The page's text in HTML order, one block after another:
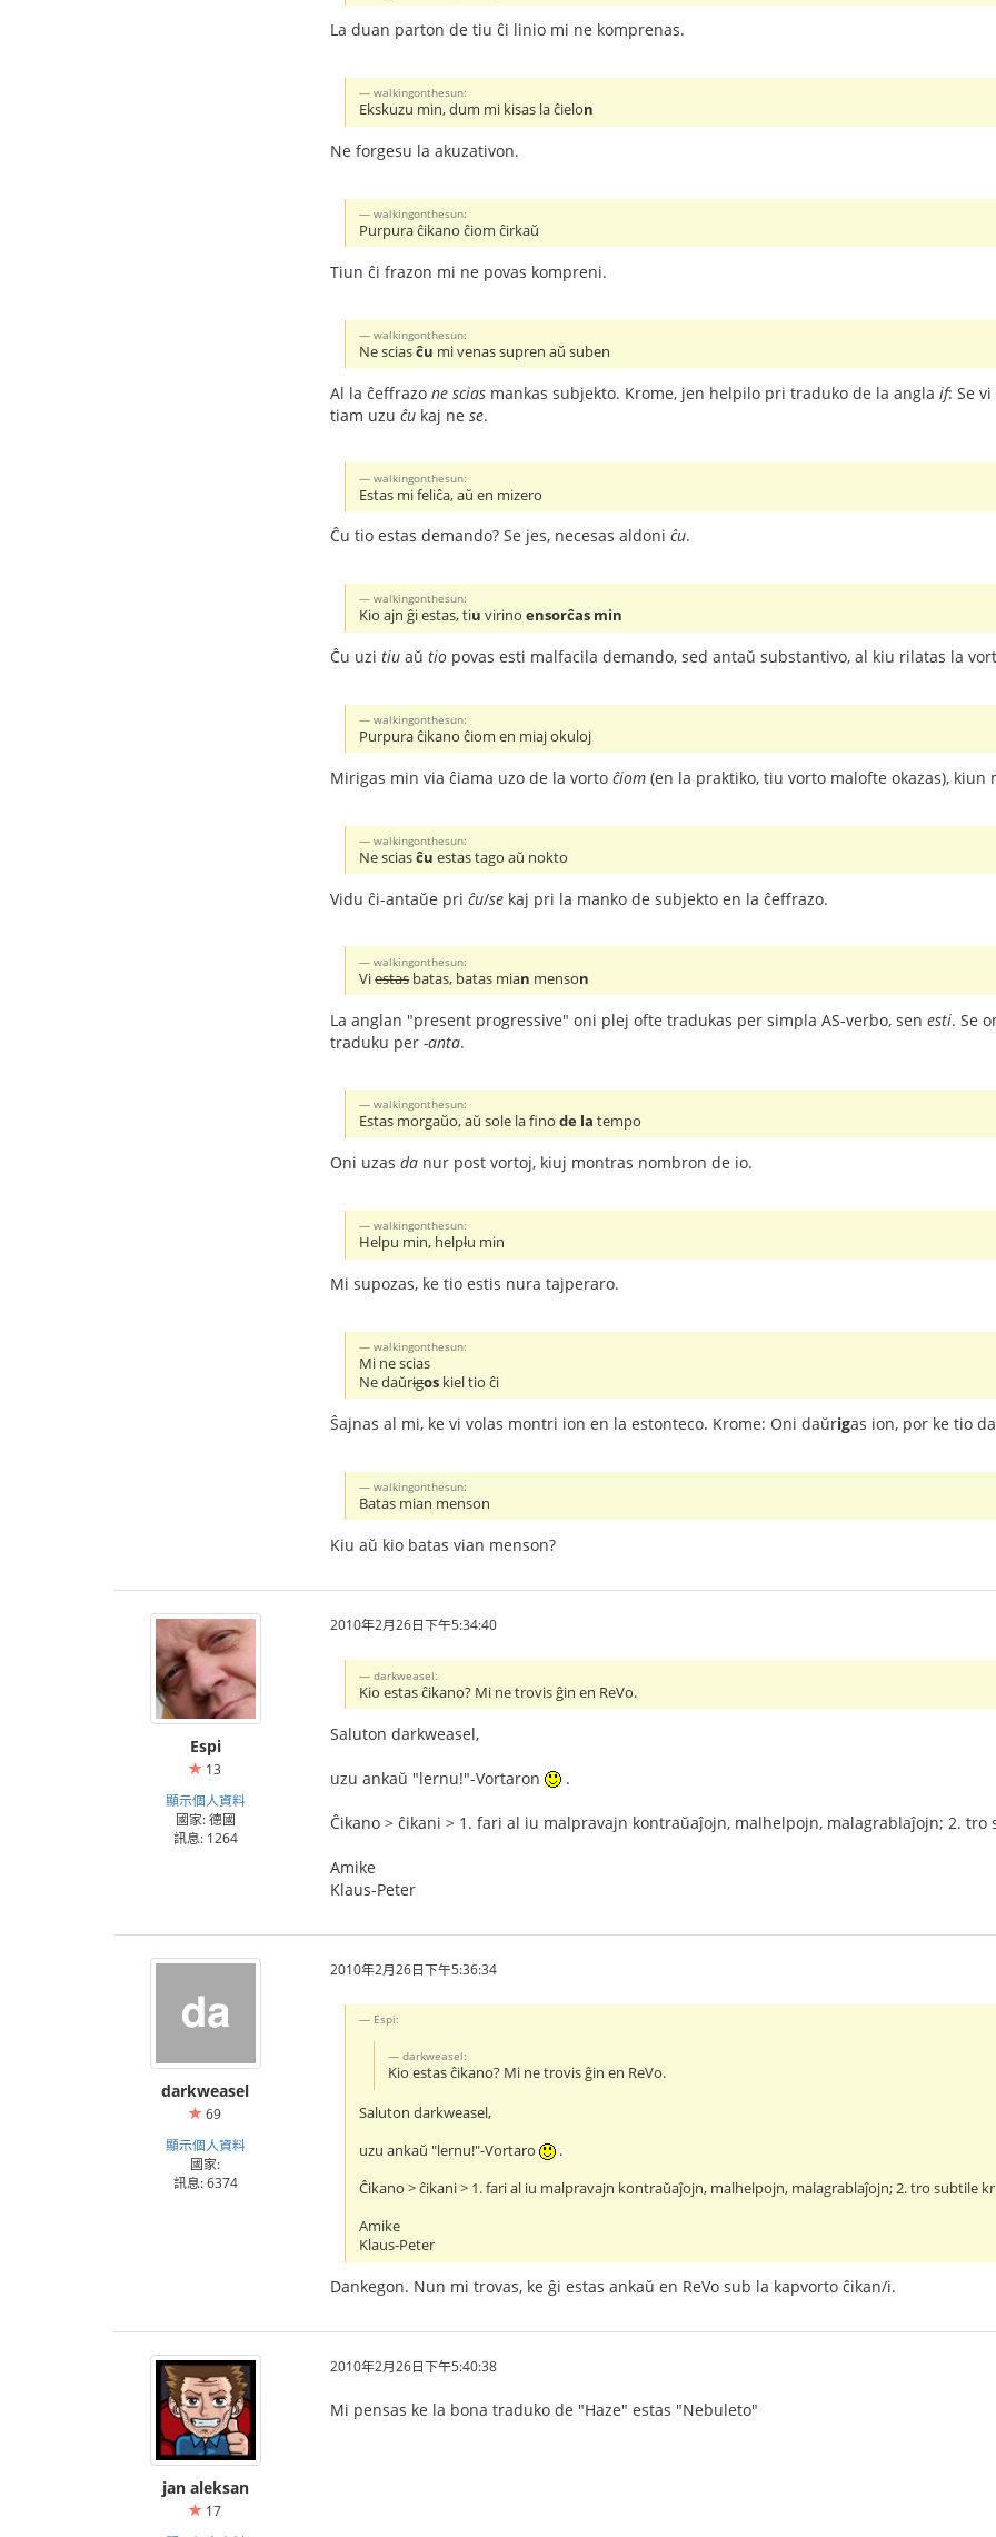
La duan parton de tiu ĉi linio mi ne komprenas.
walkingonthesun:
Ekskuzu min, dum mi kisas la ĉielon
Ne forgesu la akuzativon.
walkingonthesun:
Purpura ĉikano ĉiom ĉirkaŭ
Tiun ĉi frazon mi ne povas kompreni.
walkingonthesun:
Ne sciasĉu mi venas supren aŭ suben
Al la ĉeffrazo ne scias mankas subjekto. Krome, jen helpilo pri traduko de la angla if: Se
tiam uzu ĉu kaj ne se.
walkingonthesun:
Estas mi feliĉa, aŭ en mizero
Ĉu tio estas demando? Se jes, necesas aldoni ĉu.
walkingonthesun:
Kio ajn ĝi estas, tiu virinoensorĉas min
Ĉu uzi tiu aŭ tio povas esti malfacila demando, sed antaŭ substantivo, al kiu rilatas la
walkingonthesun:
Purpura ĉikano ĉiom en miaj okuloj
Mirigas min via ĉiama uzo de la vorto ĉiom (en la praktiko, tiu vorto malofte okazas), kiun
walkingonthesun:
Ne sciasĉu estas tago aŭ nokto
Vidu ĉi-antaŭe pri ĉu/se kaj pri la manko de subjekto en la ĉeffrazo.
walkingonthesun:
Viestasbatas, batas mian menson
La anglan "present progressive" oni plej ofte tradukas per simpla AS-verbo, sen esti. Se
traduku per -anta.
walkingonthesun:
Estas morgaŭo, aŭ sole la finode la tempo
Oni uzas da nur post vortoj, kiuj montras nombron de io.
walkingonthesun:
Helpu min, helplu min
Mi supozas, ke tio estis nura tajperaro.
walkingonthesun:
Mi ne scias
Ne daŭrigos kiel tio ĉi
Ŝajnas al mi, ke vi volas montri ion en la estonteco. Krome: Oni daŭrigas ion, por ke tio
walkingonthesun:
Batas mian menson
Kiu aŭ kio batas vian menson?
Espi
13
顯示個人資料
國家: 德國
訊息: 1264
2010年2月26日下午5:34:40
darkweasel:
Kio estas ĉikano? Mi ne trovis ĝin en ReVo.
Saluton darkweasel,
uzu ankaŭ "lernu!"-Vortaron .
Ĉikano > ĉikani > 1. fari al iu malpravajn kontraŭaĵojn, malhelpojn, malagrablaĵojn; 2.
Amike
Klaus-Peter
darkweasel
69
顯示個人資料
國家:
訊息: 6374
2010年2月26日下午5:36:34
Espi:
darkweasel:
Kio estas ĉikano? Mi ne trovis ĝin en ReVo.
Saluton darkweasel,
uzu ankaŭ "lernu!"-Vortaro
.
Ĉikano > ĉikani > 1. fari al iu malpravajn kontraŭaĵojn, malhelpojn, malagrablaĵojn; 2. tro subtile
Amike
Klaus-Peter
Dankegon. Nun mi trovas, ke ĝi estas ankaŭ en ReVo sub la kapvorto ĉikan/i.
jan aleksan
17
2010年2月26日下午5:40:38
Mi pensas ke la bona traduko de "Haze" estas "Nebuleto"